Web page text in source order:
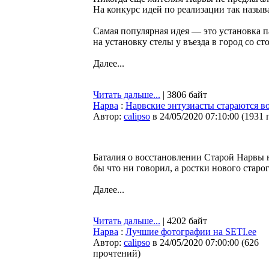
На конкурс идей по реализации так
Самая популярная идея — это установка
на установку стелы у въезда в город со
Далее...
Читать дальше... | 3806 байт
Нарва : Нарвские энтузиасты стараются
Автор: calipso в 24/05/2020 07:10:00 (1931
Баталия о восстановлении Старой Нарвы
бы что ни говорил, а ростки нового
Далее...
Читать дальше... | 4202 байт
Нарва : Лучшие фотографии на SETI.ee
Автор: calipso в 24/05/2020 07:00:00 (626
прочтений)